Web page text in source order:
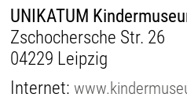
UNIKATUM
Zschochersche Str. 26
04229 Leipzig
Internet: